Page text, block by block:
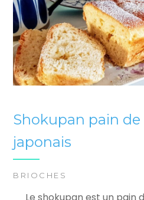
Shokupan pain
japonais
BRIOCHES